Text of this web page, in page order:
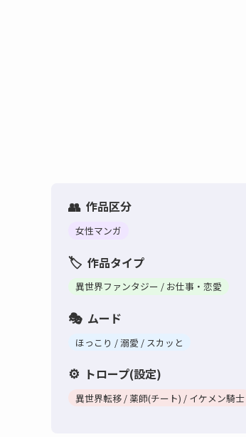
作品区分
女性マンガ
作品タイプ
異世界ファンタジー / お仕事・恋愛
ムード
ほっこり / 溺愛 / スカッと
トロープ(設定)
異世界転移 / 薬師(チート) / イケメン騎士